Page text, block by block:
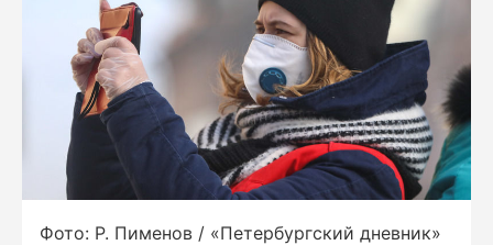
Фото: Р. Пименов / «Петербургский дневник»